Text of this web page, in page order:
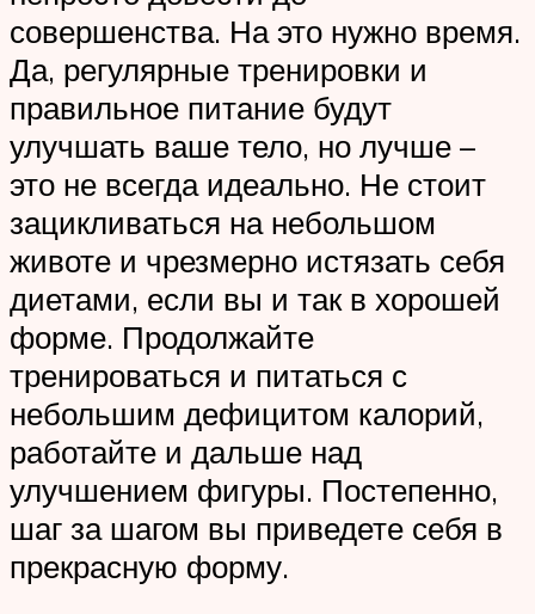
совершенства. На это нужно время.
Да, регулярные тренировки и
правильное питание будут
улучшать ваше тело, но лучше –
это не всегда идеально. Не стоит
зацикливаться на небольшом
животе и чрезмерно истязать себя
диетами, если вы и так в хорошей
форме. Продолжайте
тренироваться и питаться с
небольшим дефицитом калорий,
работайте и дальше над
улучшением фигуры. Постепенно,
шаг за шагом вы приведете себя в
прекрасную форму.